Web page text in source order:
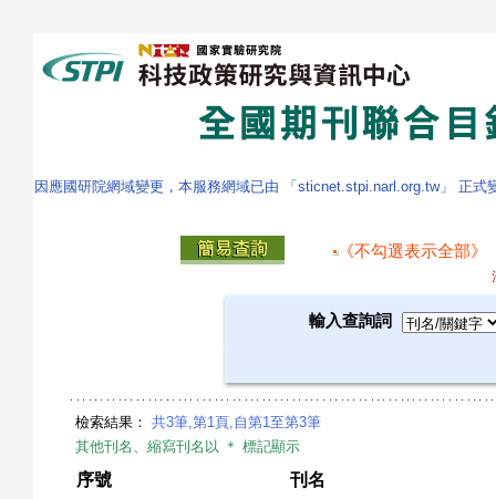
因應國研院網域變更，本服務網域已由 「sticnet.stpi.narl.org.tw」 正
《不勾選表示全部》
輸入查詢詞
檢索結果： 共3筆,第1頁,自第1至第3筆
其他刊名、縮寫刊名以 ＊ 標記顯示
序號 刊名